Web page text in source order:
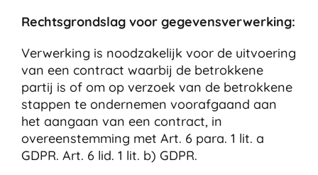
Rechtsgrondslag voor gegevensverwerking:
Verwerking is noodzakelijk voor de uitvoering
van een contract waarbij de betrokkene
partij is of om op verzoek van de betrokkene
stappen te ondernemen voorafgaand aan
het aangaan van een contract, in
overeenstemming met Art. 6 para. 1 lit. a
GDPR. Art. 6 lid. 1 lit. b) GDPR.